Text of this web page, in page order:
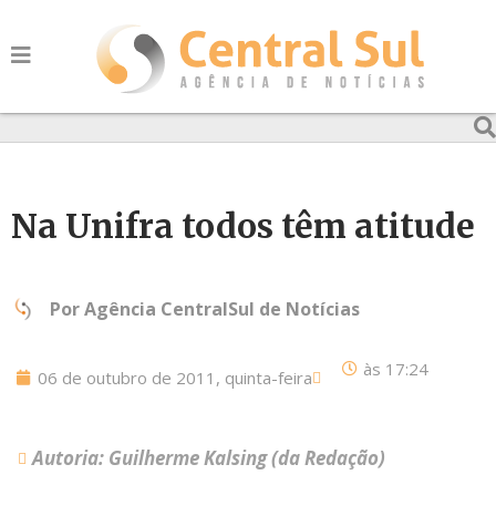
Na Unifra todos têm atitude
PorAgência CentralSul de Notícias
06 de outubro de 2011, quinta-feira às 17:24
Autoria: Guilherme Kalsing (da Redação)